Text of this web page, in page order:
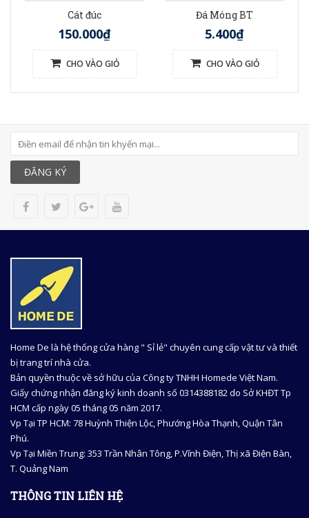
Cát đúc
150.000₫
CHO VÀO GIỎ
Đá Móng BT
5.400₫
CHO VÀO GIỎ
ĐĂNG KÝ
Home De là hệ thống cửa hàng " Sỉ lẻ" chuyên cung cấp vật tư và thiết
bị trang trí nhà cửa.
Bản quyền thuộc về sở hữu của Công ty TNHH Homede Việt Nam.
Giấy chứng nhận đăng ký kinh doanh số 0314388182 do Sở KHĐT Tp
HCM cấp ngày 05 tháng 05 năm 2017.
Vp Tại TP HCM: 78 Huỳnh Thiện Lộc, Phướng Hòa Thạnh, Quận Tân
Phú.
Vp Tại Miền Trung: 353 Trần Nhân Tông, P.Vĩnh Điện, Thị xã Điện Bàn,
T. Quảng Nam
THÔNG TIN LIÊN HỆ